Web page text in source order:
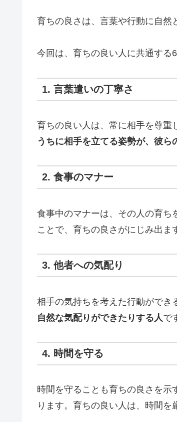
育ちの良さは、言葉や行動に自然
今回は、育ちの良い人に共通する
1. 言葉遣いの丁寧さ
育ちの良い人は、常に相手を尊重
うちに相手を立てる姿勢が、彼ら
2. 食事のマナー
食事中のマナーは、その人の育ち
ことで、育ちの良さがにじみ出ま
3. 他者への気配り
相手の気持ちを考えた行動ができ
自然な気配りができたりする人で
4. 時間を守る
時間を守ることも育ちの良さを示
ります。育ちの良い人は、時間を